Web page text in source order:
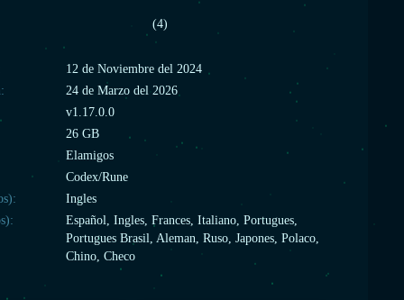
(4)
12 de Noviembre del 2024
24 de Marzo del 2026
v1.17.0.0
26 GB
Elamigos
Codex/Rune
Ingles
Español, Ingles, Frances, Italiano, Portugues,
Portugues Brasil, Aleman, Ruso, Japones, Polaco,
Chino, Checo